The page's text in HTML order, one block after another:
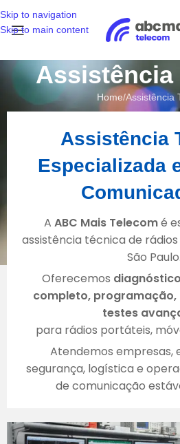
Skip to navigation
Skip to main content
Assistência
Home Assistência
Assistência
Especializada
A ABC Mais Telecomé
assistência técnica de
São Paulo.
Oferecemos
completo, programação,
testes
para rádios portáteis,
Atendemos empresas,
segurança, logística e
de comunicação